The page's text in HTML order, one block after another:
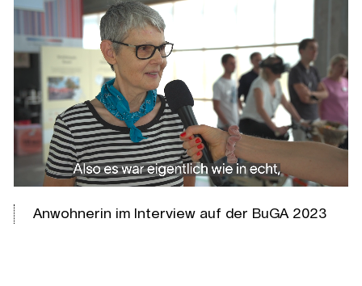
Anwohnerin im Interview auf der BuGA 2023